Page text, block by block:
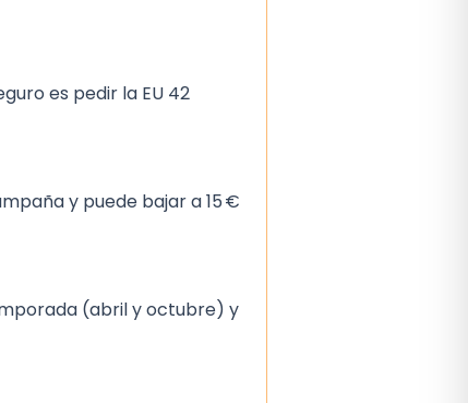
es pedir la EU 42
y puede bajar a 15 €
(abril y octubre) y